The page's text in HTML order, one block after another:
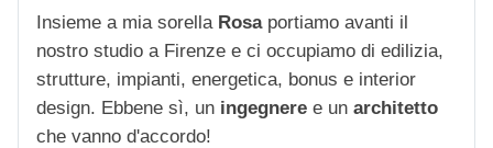
Insieme a mia sorella Rosaportiamo avanti il
nostro studio a Firenze e ci occupiamo di edilizia,
strutture, impianti, energetica, bonus e interior
design. Ebbene sì, un ingegnere e un architetto
che vanno d'accordo!